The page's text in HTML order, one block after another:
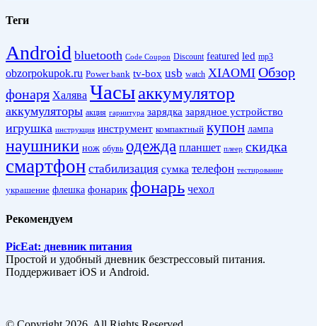
Теги
Android bluetooth Code Coupon Discount featured led mp3
obzorpokupok.ru Power bank tv-box usb watch XIAOMI Обзор
фонаря Халява Часыаккумулятор
аккумуляторы акция гарнитура зарядка зарядное устройство
игрушка инструкция инструмент компактный купон лампа
наушники нож обувь одежда планшет плеер скидка
смартфон стабилизация сумка телефон тестирование
украшение флешка фонарик фонарь чехол
Рекомендуем
PicEat: дневник питания
Простой и удобный дневник безстрессовый питания.
Поддерживает iOS и Android.